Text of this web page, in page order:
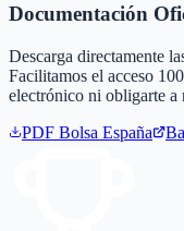
Documentación
Descarga directamente
Facilitamos el acceso
electrónico ni obligarte a
PDF Bolsa España